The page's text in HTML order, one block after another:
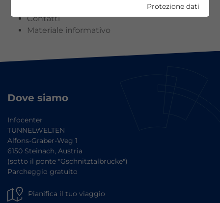
Contatti
Materiale informativo
Dove siamo
Infocenter
TUNNELWELTEN
Alfons-Graber-Weg 1
6150 Steinach, Austria
(sotto il ponte "Gschnitztalbrücke")
Parcheggio gratuito
Pianifica il tuo viaggio
Protezione dati